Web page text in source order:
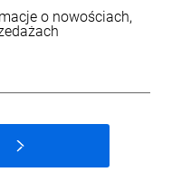
o nowościach,